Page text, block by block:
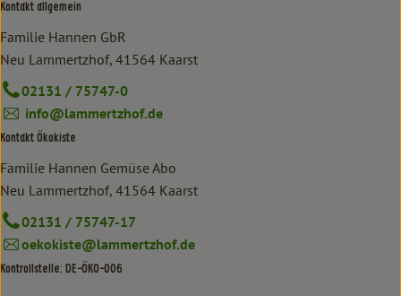
Kontakt allgemein
Familie Hannen GbR
Neu Lammertzhof, 41564 Kaarst
02131 / 75747-0
info@lammertzhof.de
Kontakt Ökokiste
Familie Hannen Gemüse Abo
Neu Lammertzhof, 41564 Kaarst
02131 / 75747-17
oekokiste@lammertzhof.de
Kontrollstelle: DE-ÖKO-006